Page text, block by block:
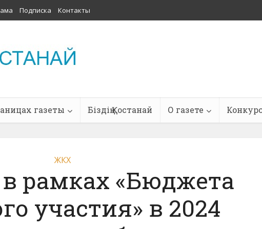
Подписка Контакты
газеты Біздің Қостанай О газете
ЖКХ
рамках «Бюджета
участия» в 2024